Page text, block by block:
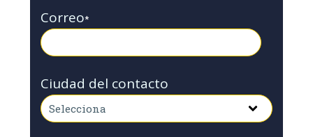
Correo*
Ciudad del contacto